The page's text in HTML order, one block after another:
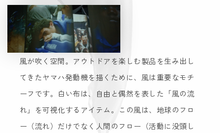
風が吹く空間。アウトドアを楽しむ製品を生み出し
てきたヤマハ発動機を描くために、風は重要なモチ
ーフです。白い布は、自由と偶然を表した「風の流
れ」を可視化するアイテム。この風は、地球のフロ
ー（流れ）だけでなく人間のフロー（活動に没頭し